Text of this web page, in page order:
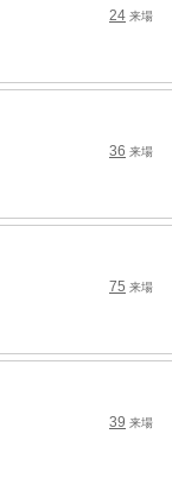
24 来場
36 来場
75 来場
39 来場